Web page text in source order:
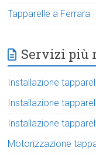
Tapparelle a Ferrara
Servizi più
Installazione
Installazione
Installazione
Motorizzazione